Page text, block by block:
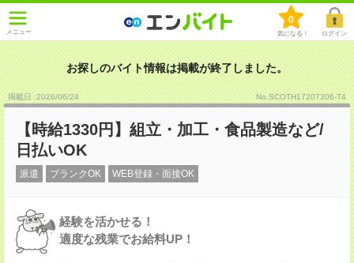
メニュー
0
気になる！ ログイン
お探しのバイト情報は掲載が終了しました。
掲載日 :2026/06/24 No.SCOTH17207306-T4
【時給1330円】組立・加工・食品製造など/
日払いOK
派遣 ブランクOK WEB登録・面接OK
経験を活かせる！
適度な残業でお給料UP！